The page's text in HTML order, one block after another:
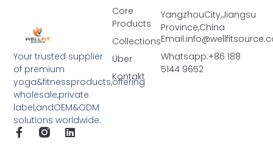
Your trusted supplier
of premium
yoga&fitnessproducts,offering
wholesale,private
label,andOEM&ODM
solutions worldwide.
Core
Products
Collections
Über
Kontakt
YangzhouCity,Jiangsu
Province,China
Whatsapp:+86 188
5144 9652